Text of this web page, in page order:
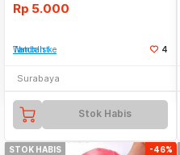
Rp 5.000
Tambah ke Watchlist 4
Surabaya
Stok Habis
STOK HABIS -46%